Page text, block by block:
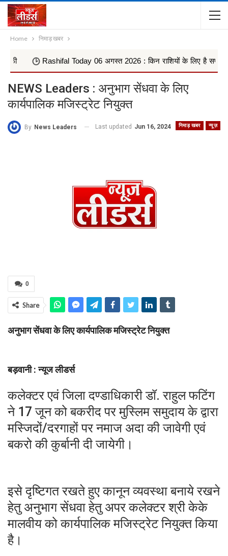
Home निमाड़ खबर
Rashifal Today 06 अगस्त 2026 : किन राशियों के लिए है सफलता के
NEWS Leaders : अनुभाग सेंधवा के लिए
कार्यपालिक मजिस्ट्रेट नियुक्त
निमाड़ खबर न्यूज़
By News Leaders Last updated Jun 16, 2024
0
Share
अनुभाग सेंधवा के लिए कार्यपालिक मजिस्ट्रेट नियुक्त
बड़वानी : न्यूज लीडर्स
कलेक्टर एवं जिला दण्डाधिकारी डॉ. राहुल फटिंग
ने 17 जून को बकरीद पर मुस्लिम समुदाय के द्वारा
मस्जिदों/दरगाहों पर नमाज अदा की जावेगी एवं
बकरो की कुर्बानी दी जायेगी।
इसे दृष्टिगत रखते हुए कानून व्यवस्था बनाये रखने
हेतु अनुभाग सेंधवा हेतु अपर कलेक्टर श्री केके
मालवीय को कार्यपालिक मजिस्ट्रेट नियुक्त किया
है।